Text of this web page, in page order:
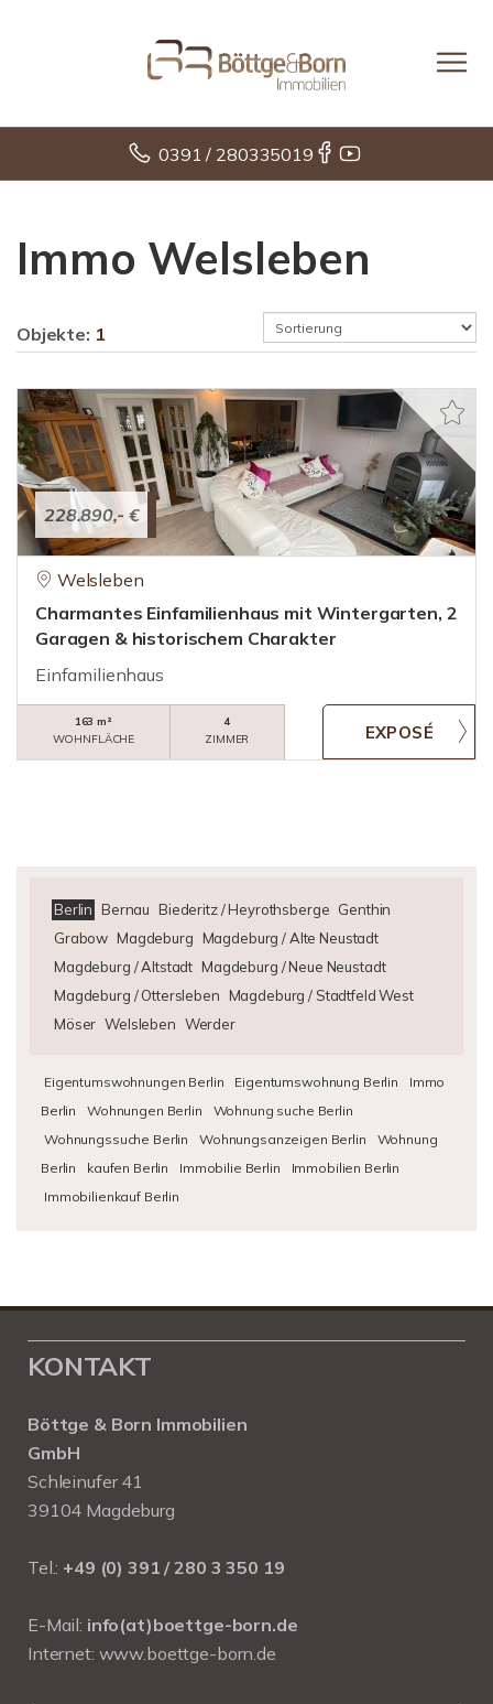
0391 / 280335019
Immo Welsleben
Objekte: 1
228.890,- €
Welsleben
Charmantes Einfamilienhaus mit Wintergarten, 2
Garagen & historischem Charakter
Einfamilienhaus
163 m²
WOHNFLÄCHE
4
ZIMMER
Berlin Bernau Biederitz / Heyrothsberge Genthin
Grabow Magdeburg Magdeburg / Alte Neustadt
Magdeburg / Altstadt Magdeburg / Neue Neustadt
Magdeburg / Ottersleben Magdeburg / Stadtfeld West
Möser Welsleben Werder
Eigentumswohnungen Berlin Eigentumswohnung Berlin
Immo
Berlin
Wohnungen Berlin
Wohnung suche Berlin
Wohnungssuche Berlin
Wohnungsanzeigen Berlin
Wohnung
Berlin
kaufen Berlin Immobilie Berlin
Immobilien Berlin
Immobilienkauf Berlin
KONTAKT
Böttge & Born Immobilien
GmbH
Schleinufer 41
39104 Magdeburg
Tel.: +49 (0) 391 / 280 3 350 19
E-Mail: info(at)boettge-born.de
Internet: www.boettge-born.de